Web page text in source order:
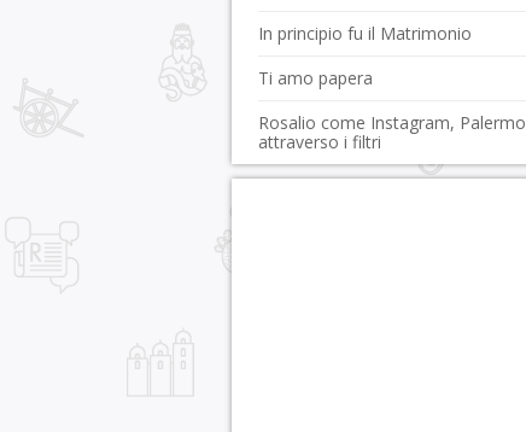
In principio fu il Matrimonio
Ti amo papera
Rosalio come Instagram, Palermo
attraverso i filtri